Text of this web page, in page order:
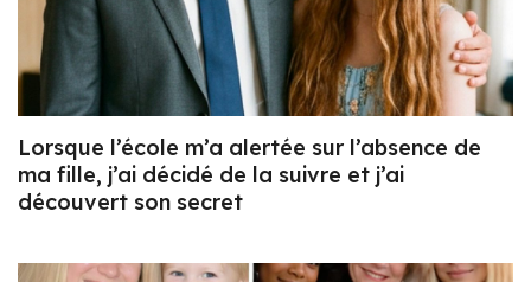
Lorsque l’école m’a alertée sur l’absence de
ma fille, j’ai décidé de la suivre et j’ai
découvert son secret